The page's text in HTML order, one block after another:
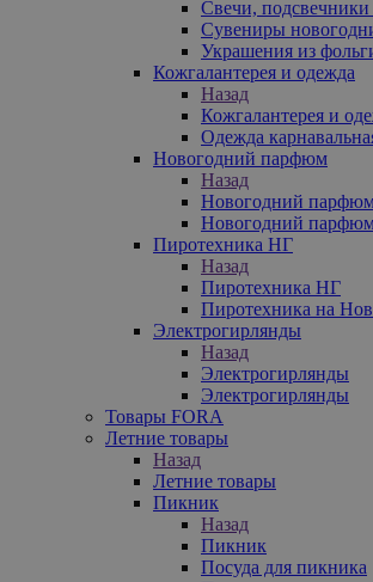
Свечи,
Сувениры
Украшения из
Кожгалантерея и одежда
Назад
Кожгалантерея и
Одежда
Новогодний парфюм
Назад
Новогодний
Новогодний
Пиротехника НГ
Назад
Пиротехника НГ
Пиротехника на
Электрогирлянды
Назад
Электрогирлянды
Электрогирлянды
Товары FORA
Летние товары
Назад
Летние товары
Пикник
Назад
Пикник
Посуда для пикника